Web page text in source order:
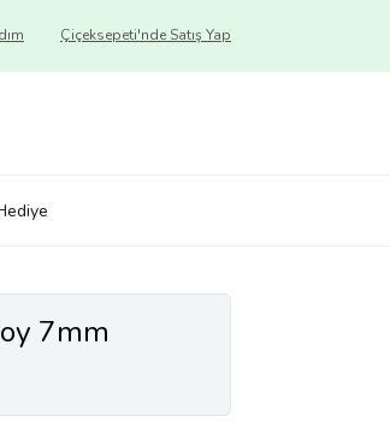
Çiçeksepeti'nde Satış Yap
7mm